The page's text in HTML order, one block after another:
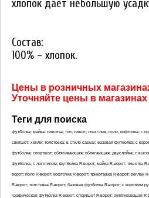
хлопок даёт небольшую
Состав:
100% – хлопок.
Цены в розничных
Уточняйте цены в магазинах
Теги для поиска
футболка; майка; тишотка; топ; тишот; лонгслив; поло; кофточка; с
свитшот; хенли; толстовка; в стиле casual; базовая футболка; с
футболка; спортшот; обтягивающая; облегающая; двуслойка; с
футболка; с логотипом; футболка R-ворот; майка R-ворот; тишотка
ворот; поло R-ворот; кофточка R-ворот; трикотажка R-ворот;
R-ворот; толстовка R-ворот; базовая футболка R-ворот; с коротким
графическая футболка R-ворот; спортшот R-ворот; обтягивающая